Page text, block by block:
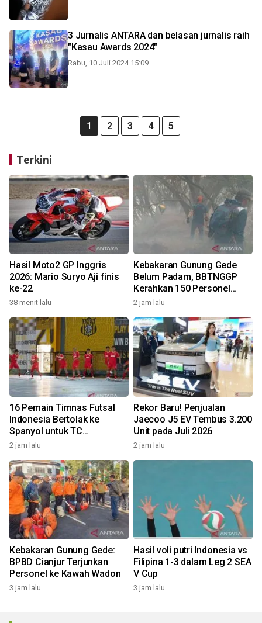
3 Jurnalis ANTARA dan belasan jurnalis raih
"Kasau Awards 2024"
Rabu, 10 Juli 2024 15:09
1 2 3 4 5
Terkini
Hasil Moto2 GP Inggris
2026: Mario Suryo Aji finis
ke-22
38 menit lalu
Kebakaran Gunung Gede
Belum Padam, BBTNGGP
Kerahkan 150 Personel
Tambahan
2 jam lalu
16 Pemain Timnas Futsal
Indonesia Bertolak ke
Spanyol untuk TC
Komprehensif
2 jam lalu
Rekor Baru! Penjualan
Jaecoo J5 EV Tembus 3.200
Unit pada Juli 2026
2 jam lalu
Kebakaran Gunung Gede:
BPBD Cianjur Terjunkan
Personel ke Kawah Wadon
3 jam lalu
Hasil voli putri Indonesia vs
Filipina 1-3 dalam Leg 2 SEA
V Cup
3 jam lalu